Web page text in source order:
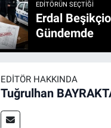
EDITÖRÜN SEÇTIĞI
Erdal
Gündemde
EDITÖR HAKKINDA
Tuğrulhan